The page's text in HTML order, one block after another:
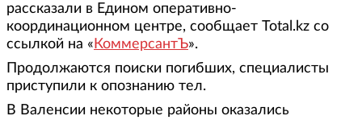
рассказали в Едином оперативно-
координационном центре, сообщает Total.kz со
ссылкой на « КоммерсантЪ».
Продолжаются поиски погибших, специалисты
приступили к опознанию тел.
В Валенсии некоторые районы оказались